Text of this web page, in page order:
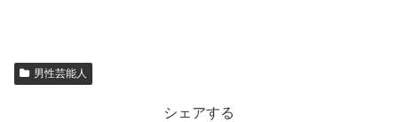
男性芸能人
シェアする